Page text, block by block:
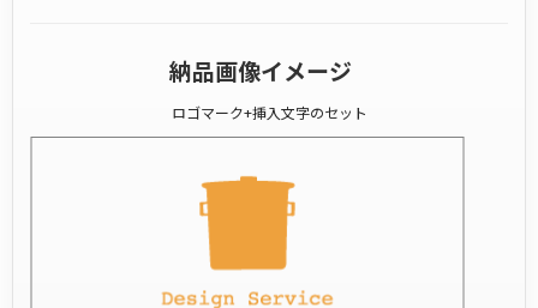
納品画像イメージ
ロゴマーク+挿入文字のセット